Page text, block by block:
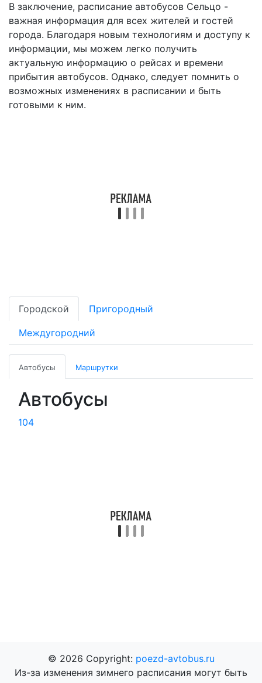
В заключение, расписание автобусов Сельцо -
важная информация для всех жителей и гостей
города. Благодаря новым технологиям и доступу к
информации, мы можем легко получить
актуальную информацию о рейсах и времени
прибытия автобусов. Однако, следует помнить о
возможных изменениях в расписании и быть
готовыми к ним.
Городской Пригородный
Междугородний
Автобусы Маршрутки
Автобусы
104
© 2026 Copyright: poezd-avtobus.ru
Из-за изменения зимнего расписания могут быть